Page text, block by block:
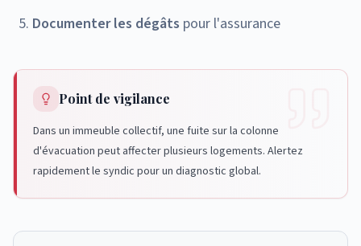
Documenter les dégâts pour l'assurance
Point de vigilance
Dans un immeuble collectif, une fuite sur la colonne
d'évacuation peut affecter plusieurs logements. Alertez
rapidement le syndic pour un diagnostic global.